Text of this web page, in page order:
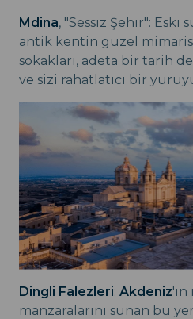
Mdina, "Sessiz Şehir": Eski
antik kentin güzel
sokakları, adeta bir tarih
ve sizi rahatlatıcı bir
Dingli Falezleri: Akdeniz'in
manzaralarını sunan bu